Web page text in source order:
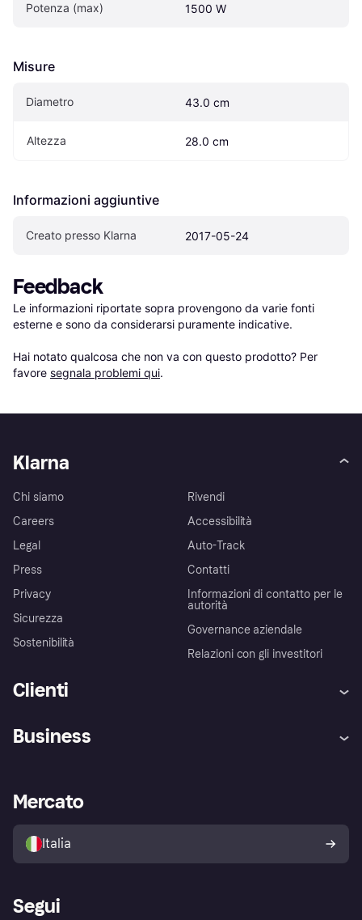
Potenza (max) 1500 W
Misure
Diametro 43.0 cm
Altezza 28.0 cm
Informazioni aggiuntive
Creato presso Klarna 2017-05-24
Feedback
Le informazioni riportate sopra provengono da varie fonti
esterne e sono da considerarsi puramente indicative.
Hai notato qualcosa che non va con questo prodotto? Per
favore segnala problemi qui.
Klarna
Chi siamo
Careers
Legal
Press
Privacy
Sicurezza
Sostenibilità
Rivendi
Accessibilità
Auto-Track
Contatti
Informazioni di contatto per le
autorità
Governance aziendale
Relazioni con gli investitori
Clienti
Assistenza
Esplora i negozi
Politica di protezione
dell'acquirente Klarna
Business
Accesso aziende
Mercato
Italia
Segui